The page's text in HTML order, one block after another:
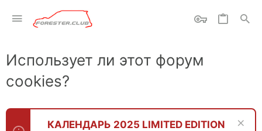
Использует ли этот форум
cookies?
КАЛЕНДАРЬ 2025 LIMITED EDITION